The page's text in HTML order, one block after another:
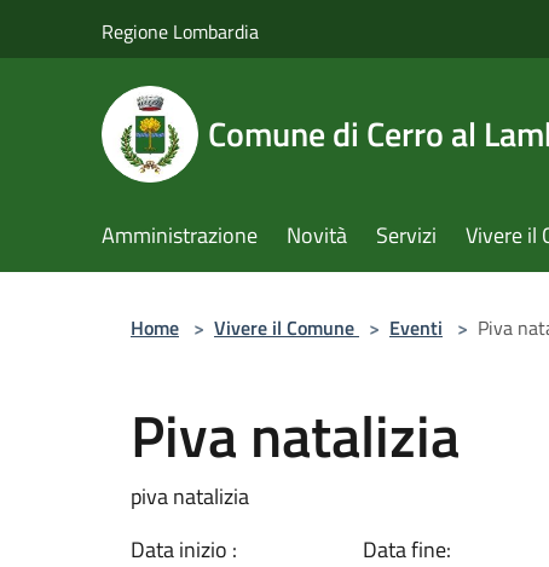
Regione Lombardia
Comune di Cerro al
Amministrazione Novità Servizi Vivere il
Home > Vivere il Comune > Eventi > Piva
Piva natalizia
piva natalizia
Data inizio :
Data fine: